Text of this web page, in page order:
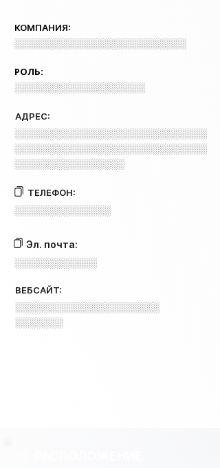
КОМПАНИЯ:
░░░░░░░░░░░░░░░░░░░░░░░░░
РОЛЬ:
░░░░░░░░░░░░░░░░░░░
АДРЕС:
░░░░░░░░░░░░░░░░░░░░░░░░░░░░
░░░░░░░░░░░░░░░░░░░░░░░░░░░░
░░░░░░░░░░░░░░░░
ТЕЛЕФОН:
░░░░░░░░░░░░░░
Эл. почта:
░░░░░░░░░░░░
ВЕБСАЙТ:
░░░░░░░░░░░░░░░░░░░░░
░░░░░░░